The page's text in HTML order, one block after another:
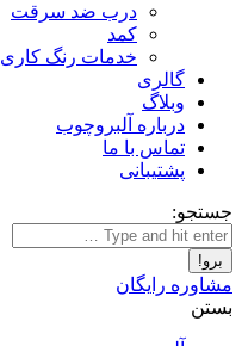
درب ضد سرقت
کمد
خدمات رنگ کاری
گالری
وبلاگ
درباره آلبروچوب
تماس با ما
پشتیبانی
جستجو:
مشاوره رایگان
بستن